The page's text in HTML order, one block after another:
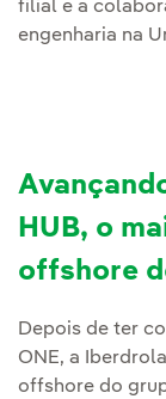
filial e a
engenharia na
HUB, o
offshore
Depois de ter
ONE, a
offshore do